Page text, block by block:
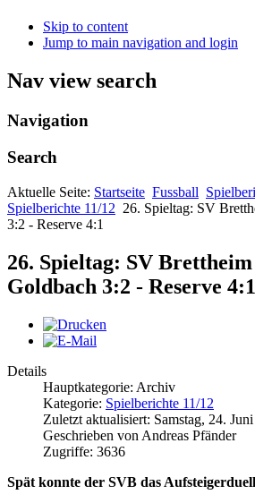
Skip to content
Jump to main navigation and login
Nav view search
Navigation
Search
Aktuelle Seite: Startseite Fussball
Spielberichte 11/12 26. Spieltag: SV
3:2 - Reserve 4:1
26. Spieltag: SV
Goldbach 3:2 - Reserve 4:1
Details
Hauptkategorie: Archiv
Kategorie: Spielberichte 11/12
Zuletzt aktualisiert: Samstag, 24.
Geschrieben von Andreas Pfänder
Zugriffe: 3636
Spät konnte der SVB das